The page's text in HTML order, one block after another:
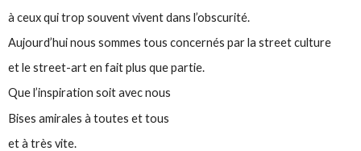
à ceux qui trop souvent vivent dans l’obscurité.
Aujourd’hui nous sommes tous concernés par la street culture
et le street-art en fait plus que partie.
Que l’inspiration soit avec nous
Bises amirales à toutes et tous
et à très vite.